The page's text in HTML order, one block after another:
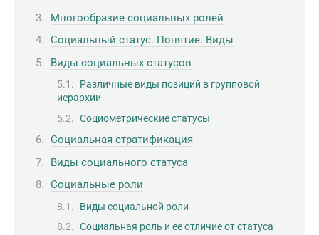
Многообразие социальных ролей
Социальный статус. Понятие. Виды
Виды социальных статусов
Различные виды позиций в групповой
иерархии
Социометрические статусы
Социальная стратификация
Виды социального статуса
Социальные роли
Виды социальной роли
Социальная роль и ее отличие от статуса